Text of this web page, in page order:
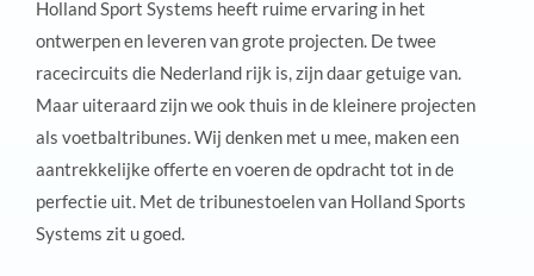
Holland Sport Systems heeft ruime ervaring in het
ontwerpen en leveren van grote projecten. De twee
racecircuits die Nederland rijk is, zijn daar getuige van.
Maar uiteraard zijn we ook thuis in de kleinere projecten
als voetbaltribunes. Wij denken met u mee, maken een
aantrekkelijke offerte en voeren de opdracht tot in de
perfectie uit. Met de tribunestoelen van Holland Sports
Systems zit u goed.